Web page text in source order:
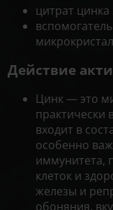
цитрат цинка
м
Действие
Цинк — это
практически
входит в
особенно
иммунитета,
клеток и
железы и
обоняния,